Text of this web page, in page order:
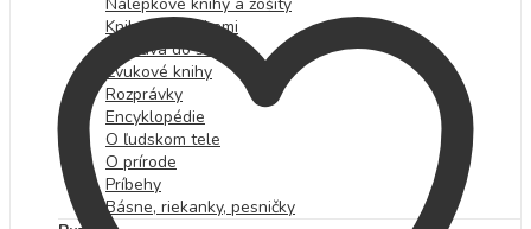
Knihy s okienkami
Príprava do školy
Zvukové knihy
Rozprávky
Encyklopédie
O ľudskom tele
O prírode
Príbehy
Básne, riekanky, pesničky